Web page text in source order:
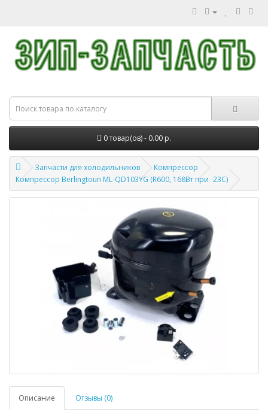
0 товар(ов) - 0.00 р.
Запчасти для холодильников
Компрессор
Компрессор Berlingtoun ML-QD103YG (R600, 168Вт при -23С)
Описание Отзывы (0)